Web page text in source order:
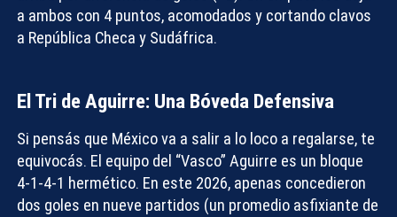
a ambos con 4 puntos, acomodados y cortando clavos
a República Checa y Sudáfrica.
El Tri de Aguirre: Una Bóveda Defensiva
Si pensás que México va a salir a lo loco a regalarse, te
equivocás. El equipo del “Vasco” Aguirre es un bloque
4-1-4-1 hermético. En este 2026, apenas concedieron
dos goles en nueve partidos (un promedio asfixiante de